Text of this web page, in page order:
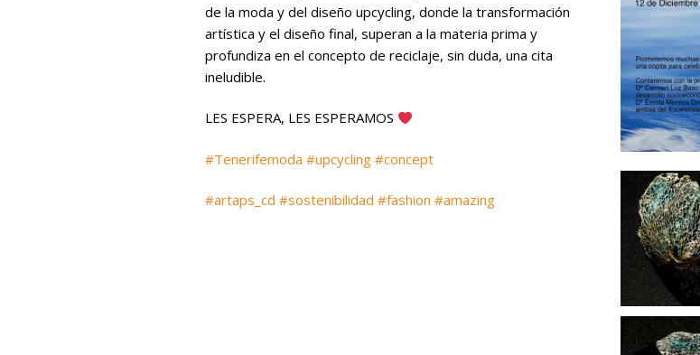
de la moda y del diseño upcycling, donde la transformación
artística y el diseño final, superan a la materia prima y
profundiza en el concepto de reciclaje, sin duda, una cita
ineludible.
LES ESPERA, LES ESPERAMOS
#Tenerifemoda #upcycling #concept
#artaps_cd #sostenibilidad #fashion #amazing